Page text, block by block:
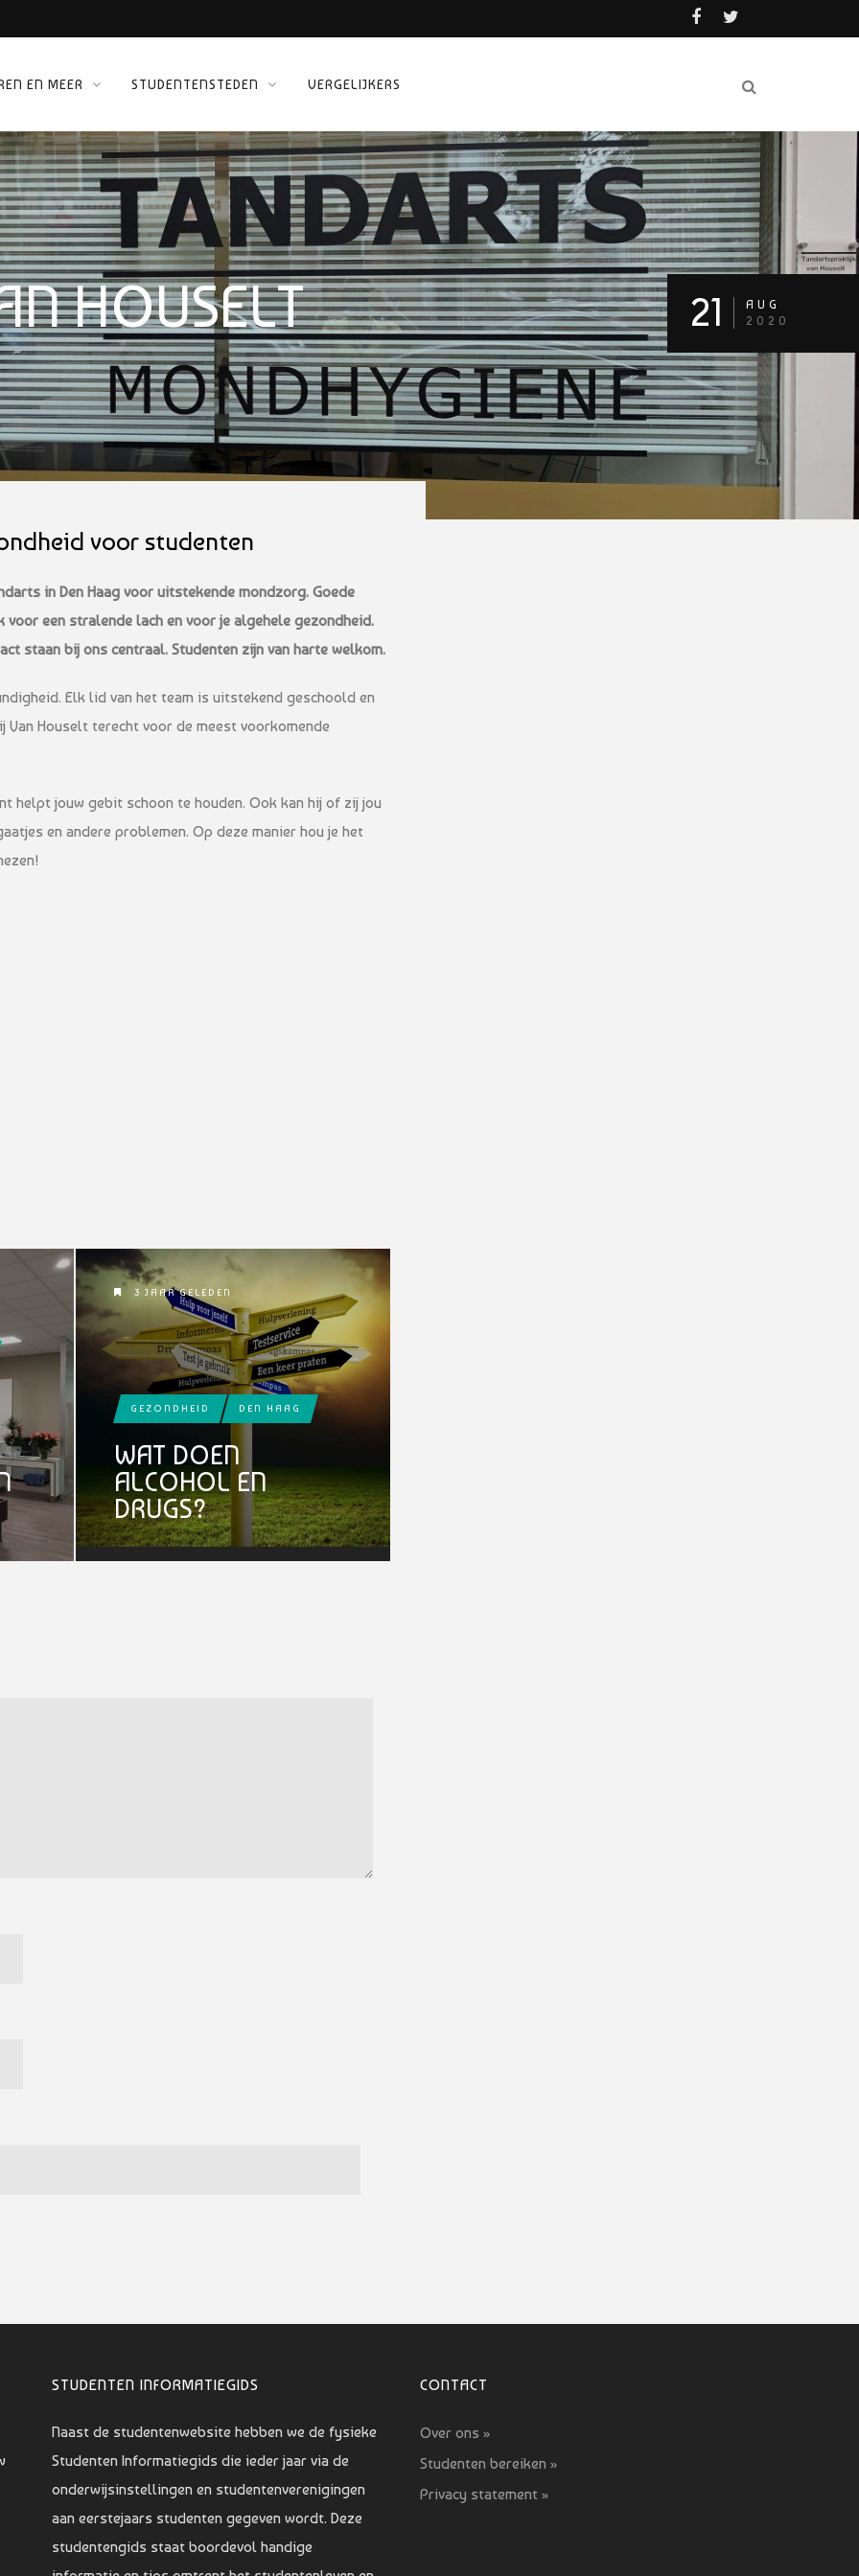
EN MEER STUDENTENSTEDEN VERGELIJKERS
HOUSELT 21
AUG
2020
voor studenten
in Den Haag voor uitstekende mondzorg. Goede
een stralende lach en voor je algehele gezondheid.
staan bij ons centraal. Studenten zijn van harte welkom.
Elk lid van het team is uitstekend geschoold en
Van Houselt terecht voor de meest voorkomende
helpt jouw gebit schoon te houden. Ook kan hij of zij jou
en andere problemen. Op deze manier hou je het
3 JAAR GELEDEN
GEZONDHEID DEN HAAG
WAT DOEN
ALCOHOL EN
DRUGS?
STUDENTEN INFORMATIEGIDS
Naast de studentenwebsite hebben we de fysieke
Studenten Informatiegids die ieder jaar via de
onderwijsinstellingen en studentenverenigingen
aan eerstejaars studenten gegeven wordt. Deze
studentengids staat boordevol handige
CONTACT
Over ons »
Studenten bereiken »
Privacy statement »